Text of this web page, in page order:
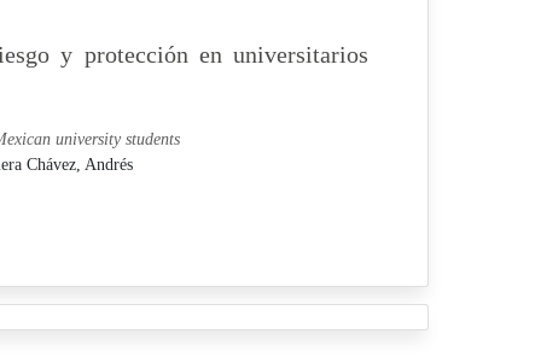
y protección en universitarios
university students
Chávez, Andrés